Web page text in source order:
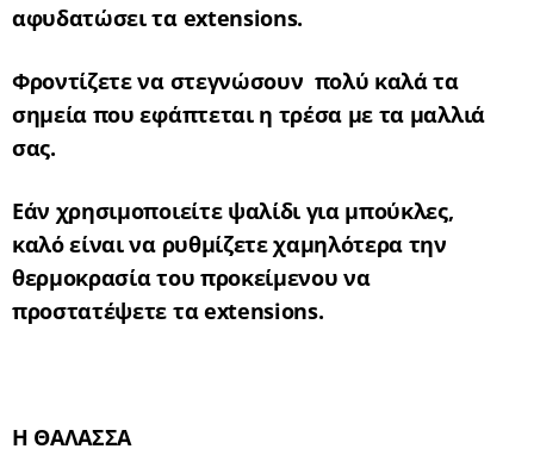
αφυδατώσει τα extensions.
Φροντίζετε να στεγνώσουν πολύ καλά τα
σημεία που εφάπτεται η τρέσα με τα μαλλιά
σας.
Εάν χρησιμοποιείτε ψαλίδι για μπούκλες,
καλό είναι να ρυθμίζετε χαμηλότερα την
θερμοκρασία του προκείμενου να
προστατέψετε ταextensions.
Η ΘΑΛΑΣΣΑ